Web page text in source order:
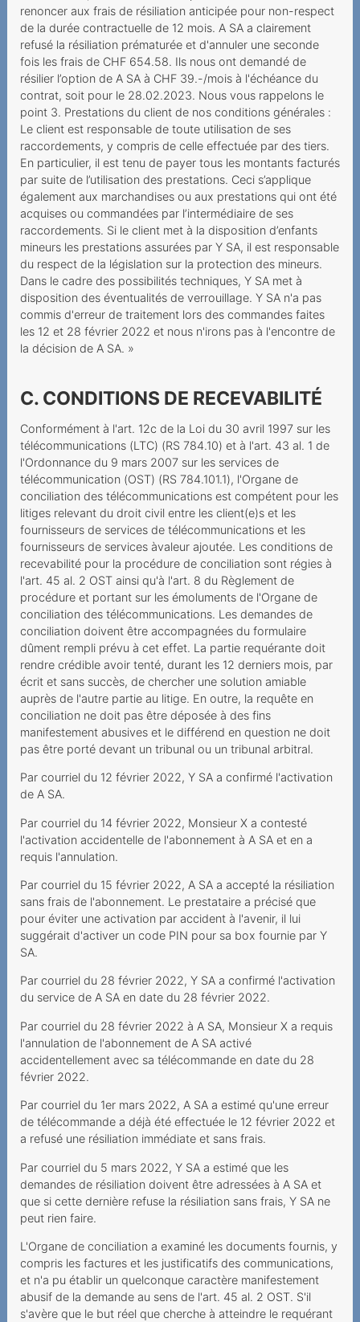
renoncer aux frais de résiliation anticipée pour non-respect
de la durée contractuelle de 12 mois. A SA a clairement
refusé la résiliation prématurée et d'annuler une seconde
fois les frais de CHF 654.58. Ils nous ont demandé de
résilier l’option de A SA à CHF 39.-/mois à l'échéance du
contrat, soit pour le 28.02.2023. Nous vous rappelons le
point 3. Prestations du client de nos conditions générales :
Le client est responsable de toute utilisation de ses
raccordements, y compris de celle effectuée par des tiers.
En particulier, il est tenu de payer tous les montants facturés
par suite de l’utilisation des prestations. Ceci s’applique
également aux marchandises ou aux prestations qui ont été
acquises ou commandées par l’intermédiaire de ses
raccordements. Si le client met à la disposition d’enfants
mineurs les prestations assurées par Y SA, il est responsable
du respect de la législation sur la protection des mineurs.
Dans le cadre des possibilités techniques, Y SA met à
disposition des éventualités de verrouillage. Y SA n'a pas
commis d'erreur de traitement lors des commandes faites
les 12 et 28 février 2022 et nous n'irons pas à l'encontre de
la décision de A SA. »
C. CONDITIONS DE RECEVABILITÉ
Conformément à l'art. 12c de la Loi du 30 avril 1997 sur les
télécommunications (LTC) (RS 784.10) et à l'art. 43 al. 1 de
l'Ordonnance du 9 mars 2007 sur les services de
télécommunication (OST) (RS 784.101.1), l'Organe de
conciliation des télécommunications est compétent pour les
litiges relevant du droit civil entre les client(e)s et les
fournisseurs de services de télécommunications et les
fournisseurs de services àvaleur ajoutée. Les conditions de
recevabilité pour la procédure de conciliation sont régies à
l'art. 45 al. 2 OST ainsi qu'à l'art. 8 du Règlement de
procédure et portant sur les émoluments de l'Organe de
conciliation des télécommunications. Les demandes de
conciliation doivent être accompagnées du formulaire
dûment rempli prévu à cet effet. La partie requérante doit
rendre crédible avoir tenté, durant les 12 derniers mois, par
écrit et sans succès, de chercher une solution amiable
auprès de l'autre partie au litige. En outre, la requête en
conciliation ne doit pas être déposée à des fins
manifestement abusives et le différend en question ne doit
pas être porté devant un tribunal ou un tribunal arbitral.
Par courriel du 12 février 2022, Y SA a confirmé l'activation
de A SA.
Par courriel du 14 février 2022, Monsieur X a contesté
l'activation accidentelle de l'abonnement à A SA et en a
requis l'annulation.
Par courriel du 15 février 2022, A SA a accepté la résiliation
sans frais de l'abonnement. Le prestataire a précisé que
pour éviter une activation par accident à l'avenir, il lui
suggérait d'activer un code PIN pour sa box fournie par Y
SA.
Par courriel du 28 février 2022, Y SA a confirmé l'activation
du service de A SA en date du 28 février 2022.
Par courriel du 28 février 2022 à A SA, Monsieur X a requis
l'annulation de l'abonnement de A SA activé
accidentellement avec sa télécommande en date du 28
février 2022.
Par courriel du 1er mars 2022, A SA a estimé qu'une erreur
de télécommande a déjà été effectuée le 12 février 2022 et
a refusé une résiliation immédiate et sans frais.
Par courriel du 5 mars 2022, Y SA a estimé que les
demandes de résiliation doivent être adressées à A SA et
que si cette dernière refuse la résiliation sans frais, Y SA ne
peut rien faire.
L'Organe de conciliation a examiné les documents fournis, y
compris les factures et les justificatifs des communications,
et n'a pu établir un quelconque caractère manifestement
abusif de la demande au sens de l'art. 45 al. 2 OST. S'il
s'avère que le but réel que cherche à atteindre le requérant
Abschaffung der
Zweimonatsrechnung
Mindestvertragslaufzeit:
Augen Auf bei der
Kündigung
Seniorin wird hintergangen
Unerwünschte
Vertragsschlüsse
Keine
Mindestvertragsdauer, aber
Rabatt während 24
Monaten
Verantwortung bei
Phishing-Attacken
Mehrwertdienste
Zahlungsverzug infolge
falscher Rechnungsadresse
Mehrwertdienstanbieter
missachtet gesetzliche
Vorgaben
2023
Lebenslang zum Fixpreis?
Données mobiles
coûteuses
Spam-Ordner überprüfen
Datenpakete haben ein
Ablaufdatum
Grundversorgung für alle
estime que la vie dure 720
Modification unilatérale du
contrat
Nummerportierung - leeres
Versprechen?
Teure Anrufe an 0900-
Nummer
Unerwünschte Verwendung
von Daten für
Marketingzwecke
Unlimitierte Daten mit
gedrosselter
Versteckte Zusatzkosten
verstossen gegen UWG
Tücken des
Technologiewechsels
Datenroaming -
Auslandreise mit bösem
Erwachen